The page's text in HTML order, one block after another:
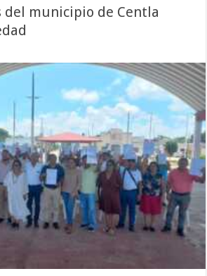
del municipio de Centla